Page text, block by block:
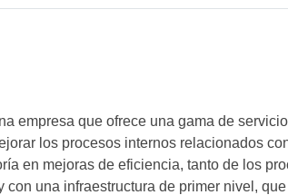
empresa que ofrece una gama de
los procesos internos relacionados
en mejoras de eficiencia, tanto de los
con una infraestructura de primer nivel,